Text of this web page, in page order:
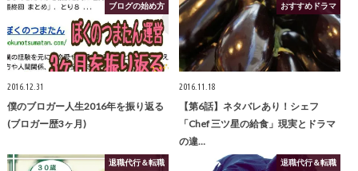
ブログの始め方
2016.12.31
僕のブロガー人生2016年を振り返る
(ブロガー歴3ヶ月)
おすすめドラマ
2016.11.18
【第6話】ネタバレあり！シェフ
「Chef 三ツ星の給食」現実とドラマ
の違…
退職代行＆転職 退職代行＆転職